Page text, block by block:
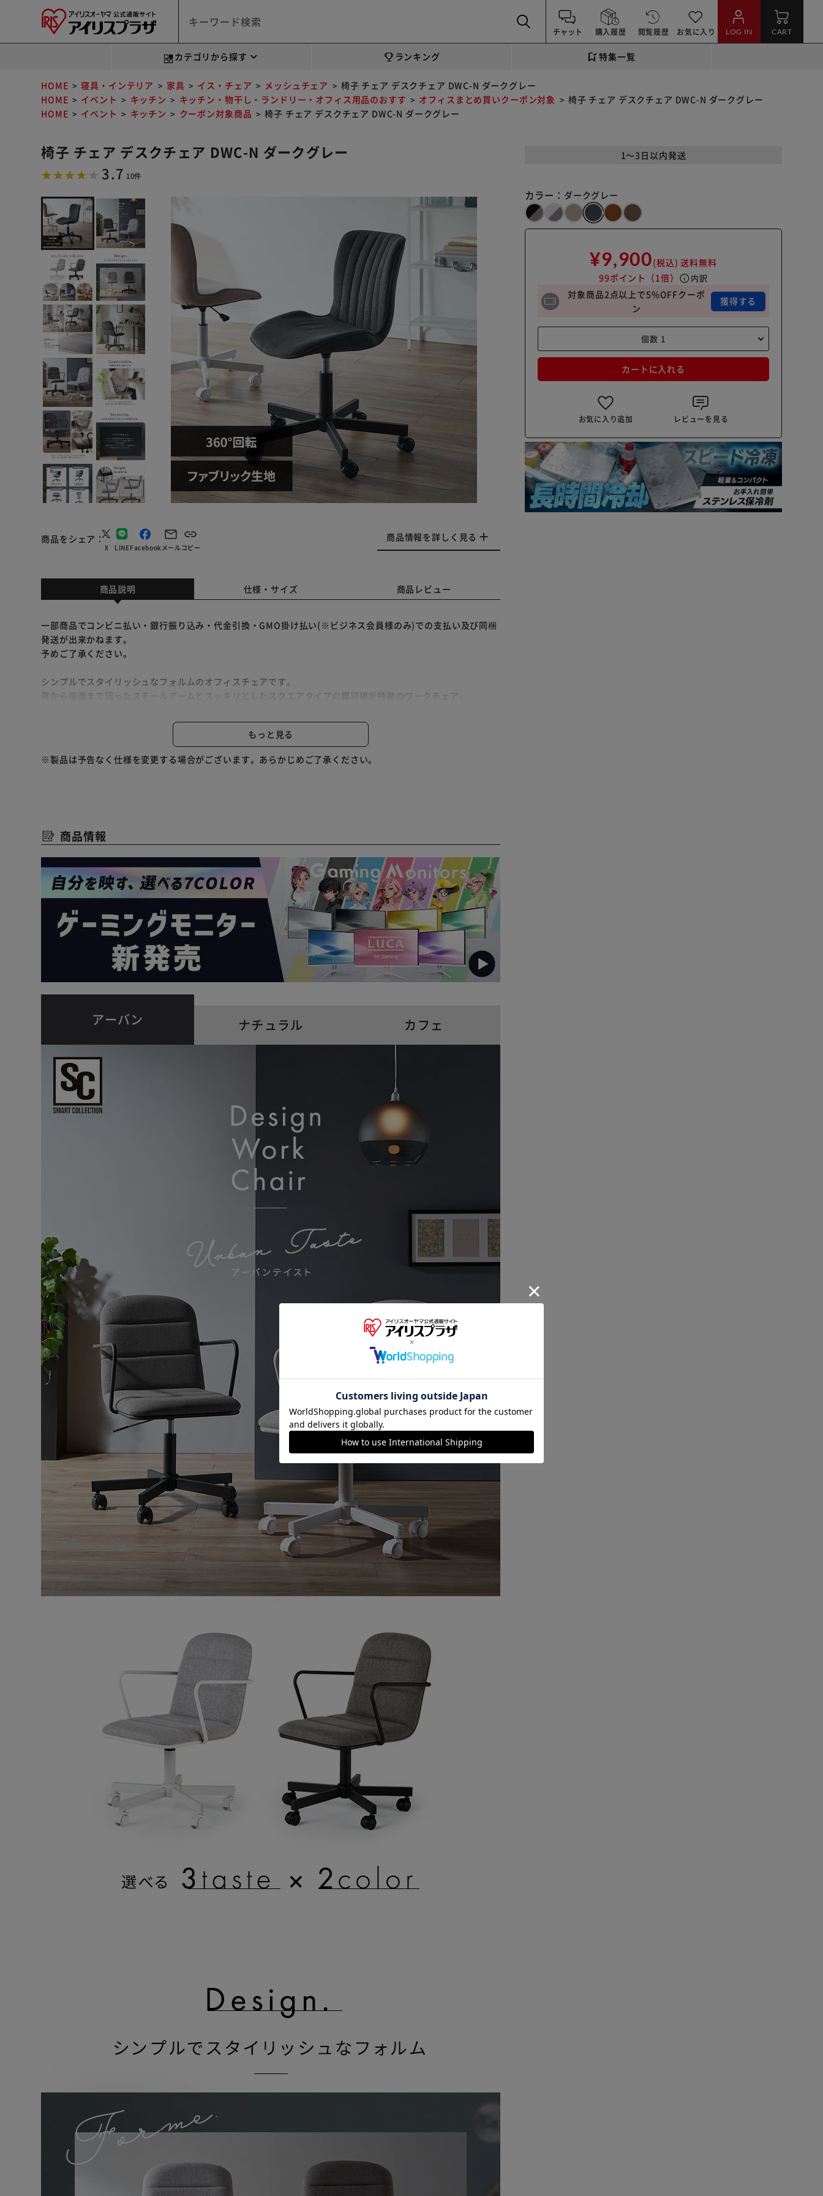
チャット 購入履歴 閲覧履歴 お気に入り LOG IN CART
カテゴリから探す ランキング 特集一覧
HOME 寝具・インテリア 家具 イス・チェア メッシュチェア
椅子 チェア デスクチェア DWC-N ダークグレー
HOME
イベント キッチン キッチン・物干し・ランドリー・オフィス用品のおすす オフィスまとめ買いクーポン対象
椅子 チェア デスクチェア DWC-N ダークグレー
HOME
イベント キッチン クーポン対象商品 椅子 チェア デスクチェア DWC-N ダークグレー
椅子 チェア デスクチェア DWC-N ダークグレー
3.7 10件
商品をシェア
X LINEFacebookメールコピー
商品情報を詳しく見る
1～3日以内発送
カラー： ダークグレー
¥9,900(税込) 送料無料
99ポイント （1倍） info 内訳
対象商品2点以上で5%OFFクーポ
ン
獲得する
カートに入れる
お気に入り追加 レビューを見る
商品説明 仕様・サイズ 商品レビュー
一部商品でコンビニ払い・銀行振り込み・代金引換・GMO掛け払い(※ビジネス会員様のみ)での支払い及び同梱
発送が出来かねます。
予めご了承ください。
シンプルでスタイリッシュなフォルムのオフィスチェアです。
背から座面まで回ったスチールアームとスッキリとしたスクエアタイプの脚羽根が特徴のワークチェア。
昇降レバーで身長やシーンに合わせた高さ調整が可能、360度回転式で座ったまま向きを変えられます。
床を傷つけにくいウレタンキャスター採用で、移動もラクラクです。
★お客様組立★
もっと見る
※製品は予告なく仕様を変更する場合がございます。あらかじめご了承ください。
商品情報
アーバン ナチュラル カフェ
※ご確認ください